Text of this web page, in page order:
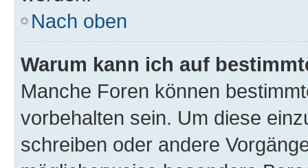
Nach oben
Warum kann ich auf
Manche Foren können
vorbehalten sein. Um diese
schreiben oder andere